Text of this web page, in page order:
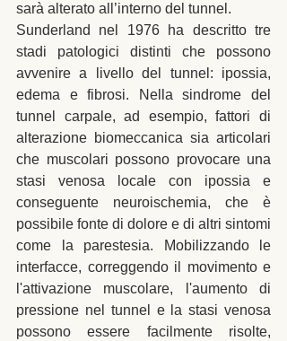
sarà alterato all’interno del tunnel.
Sunderland nel 1976 ha descritto tre
stadi patologici distinti che possono
avvenire a livello del tunnel: ipossia,
edema e fibrosi. Nella sindrome del
tunnel carpale, ad esempio, fattori di
alterazione biomeccanica sia articolari
che muscolari possono provocare una
stasi venosa locale con ipossia e
conseguente neuroischemia, che è
possibile fonte di dolore e di altri sintomi
come la parestesia. Mobilizzando le
interfacce, correggendo il movimento e
l'attivazione muscolare, l'aumento di
pressione nel tunnel e la stasi venosa
possono essere facilmente risolte,